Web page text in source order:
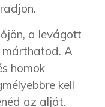
a levágott
márthatod. A
homok
kell
az alját.